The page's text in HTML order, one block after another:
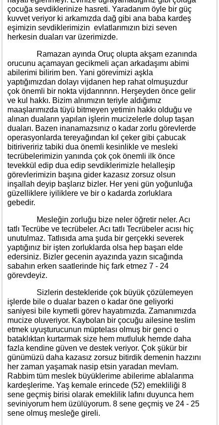
çocuğa sevdiklerinize hasreti. Yaradanım öyle bir güç
kuvvet veriyor ki arkamızda dağ gibi ana baba kardeş
eşimizin sevdiklerimizin evlatlarımızın bizi seven
herkesin duaları var üzerimizde.
Ramazan ayında Oruç olupta akşam ezanında
orucunu açamayan gecikmeli açan arkadaşımı abimi
abilerimi bilirim ben. Yani görevimizi aşkla
yaptığımızdan dolayı vijdanen hep rahat olmuşuzdur
çok önemli bir nokta vijdannnnn. Herşeyden önce gelir
ve kul hakkı. Bizim alnımızın teriyle aldığımız
maaşlarımızda tüyü bitmeyen yetimin hakkı olduğu ve
alınan duaların yapılan işlerin mucizelerle dolup taşan
duaları. Bazen inanamazsınız o kadar zorlu görevlerde
operasyonlarda tereyağından kıl çeker gibi çabucak
bitiriveririz tabiki dua önemli kesinlikle ve mesleki
tecrübelerimizin yanında çok çok önemli ilk önce
tevekkül edip dua edip sevdiklerimizle helalleşip
görevlerimizin başına gider kazasız zorsuz olsun
inşallah deyip başlarız bizler. Her yeni gün yoğunluğa
güzelliklere iyiliklere ve bir o kadarda zorluklara
gebedir.
Mesleğin zorluğu bize neler öğretir neler. Acı
tatlı Tecrübe ve tecrübeler. Acı tatlı Tecrübeler acısı hiç
unutulmaz. Tatlısıda ama şuda bir gerçekki severek
yaptığınız bir işten zorluklarda olsa hep başarı elde
edersiniz. Bizler gecenin ayazında yazın sıcağında
sabahın erken saatlerinde hiç fark etmez 7 - 24
görevdeyiz.
Sizlerin destekleride çok büyük çözülemeyen
işlerde bile o dualar bazen o kadar öne geliyorki
saniyesi bile kıymetli görev hayatımızda. Zamanımızda
mucize oluveriyor. Kaybolan bir çocuğu ailesine teslim
etmek uyuşturucunun müptelası olmuş bir genci o
bataklıktan kurtarmak size hem mutluluk hemde daha
fazla kendine güven ve destek veriyor. Çok şükür bir
günümüzü daha kazasız zorsuz bitirdik demenin hazzını
her zaman yaşamak nasip etsin yaradan mevlam.
Rabbim tüm meslek büyüklerime abilerime ablalarıma
kardeşlerime. Yaş kemale erincede (52) emekliliği 8
sene geçmiş birisi olarak emeklilik lafını duyunca hem
seviniyorum hem üzülüyorum. 8 sene geçmiş ve 24 - 25
sene olmuş mesleğe gireli.